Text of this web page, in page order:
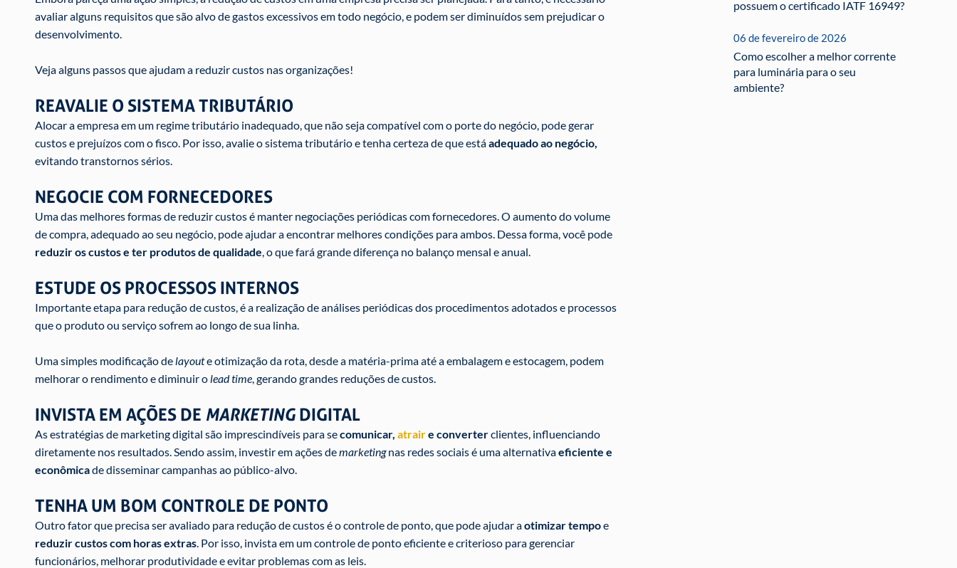
possuem o certificado IATF 16949?
06 de fevereiro de 2026
Como escolher a melhor corrente
para luminária para o seu
ambiente?
avaliar alguns requisitos que são alvo de gastos excessivos em todo negócio, e podem ser diminuídos sem prejudicar o
desenvolvimento.
Veja alguns passos que ajudam a reduzir custos nas organizações!
REAVALIE O SISTEMA TRIBUTÁRIO
Alocar a empresa em um regime tributário inadequado, que não seja compatível com o porte do negócio, pode gerar
custos e prejuízos com o fisco. Por isso, avalie o sistema tributário e tenha certeza de que estáadequado ao negócio,
evitando transtornos sérios.
NEGOCIE COM FORNECEDORES
Uma das melhores formas de reduzir custos é manter negociações periódicas com fornecedores. O aumento do volume
de compra, adequado ao seu negócio, pode ajudar a encontrar melhores condições para ambos. Dessa forma, você pode
reduzir os custos e ter produtos de qualidade, o que fará grande diferença no balanço mensal e anual.
ESTUDE OS PROCESSOS INTERNOS
Importante etapa para redução de custos, é a realização de análises periódicas dos procedimentos adotados e processos
que o produto ou serviço sofrem ao longo de sua linha.
Uma simples modificação delayoute otimização da rota, desde a matéria-prima até a embalagem e estocagem, podem
melhorar o rendimento e diminuir olead time, gerando grandes reduções de custos.
INVISTA EM AÇÕES DE MARKETINGDIGITAL
As estratégias de marketing digital são imprescindíveis para secomunicar, atraire converterclientes, influenciando
diretamente nos resultados. Sendo assim, investir em ações demarketingnas redes sociais é uma alternativaeficiente e
econômicade disseminar campanhas ao público-alvo.
TENHA UM BOM CONTROLE DE PONTO
Outro fator que precisa ser avaliado para redução de custos é o controle de ponto, que pode ajudar aotimizar tempoe
reduzir custos com horas extras. Por isso, invista em um controle de ponto eficiente e criterioso para gerenciar
funcionários, melhorar produtividade e evitar problemas com as leis.